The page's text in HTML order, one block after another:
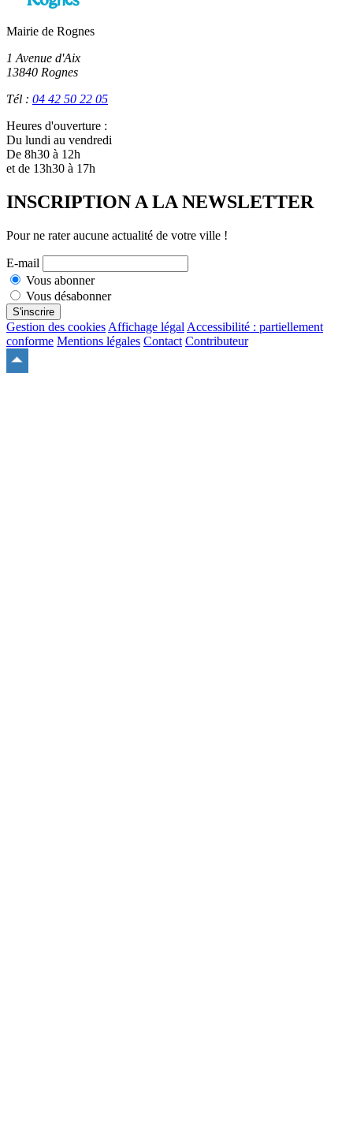
Mairie de Rognes
1 Avenue d'Aix
13840 Rognes
Tél : 04 42 50 22 05
Heures d'ouverture :
Du lundi au vendredi
De 8h30 à 12h
et de 13h30 à 17h
INSCRIPTION A LA NEWSLETTER
Pour ne rater aucune actualité de votre ville !
E-mail
Vous abonner
Vous désabonner
S'inscrire
Gestion des cookies Affichage légal Accessibilité : partiellement
conforme Mentions légales Contact Contributeur